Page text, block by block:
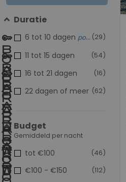
Duratie
(29)
6 tot 10 dagen populair
(54)
11 tot 15 dagen
(16)
16 tot 21 dagen
(62)
22 dagen of meer
Budget
Gemiddeld per nacht
(46)
tot €100
(112)
€100 - €150